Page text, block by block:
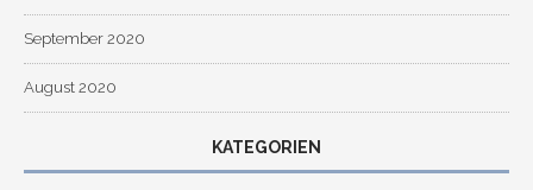
September 2020
August 2020
KATEGORIEN